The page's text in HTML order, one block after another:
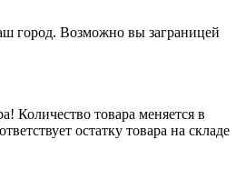
город. Возможно вы заграницей
Количество товара меняется в
остатку товара на складе